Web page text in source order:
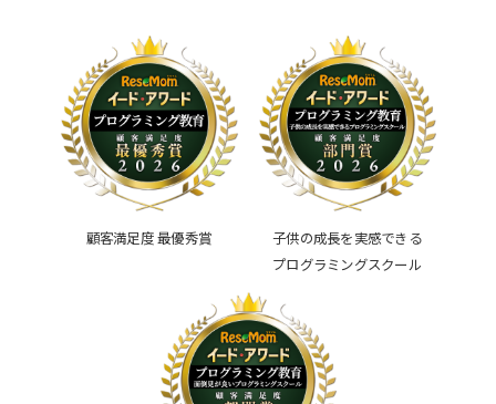
顧客満足度 最優秀賞
子供の成長を実感できる
プログラミングスクール